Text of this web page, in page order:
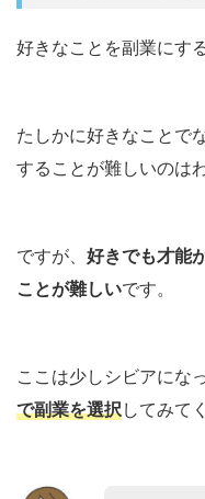
好きなことを副業にす
たしかに好きなことで
することが難しいのは
ですが、 好きでも才能
ことが難しいです。
ここは少しシビアになっ
で副業を選択してみて